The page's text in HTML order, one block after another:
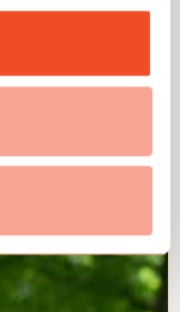
Det